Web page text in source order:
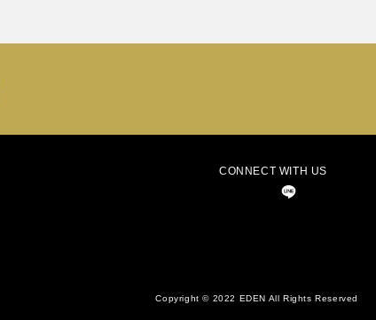
CONNECT WITH US
Copyright © 2022 EDEN All Rights Reserved